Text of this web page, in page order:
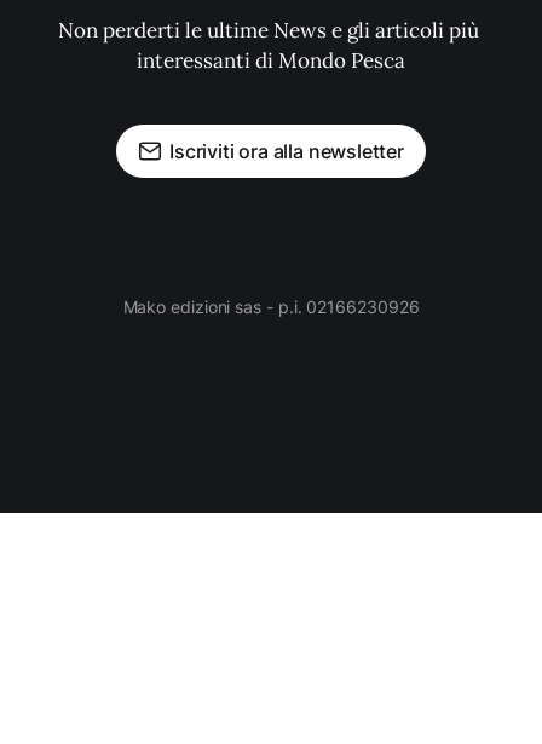
Non perderti le ultime News e gli articoli più
interessanti di Mondo Pesca
Iscriviti ora alla newsletter
Mako edizioni sas - p.i. 02166230926